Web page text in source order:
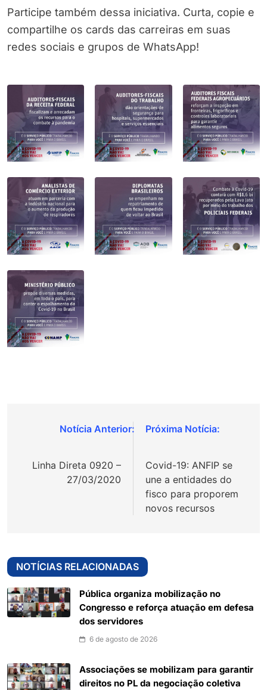
Participe também dessa iniciativa. Curta, copie e
compartilhe os cards das carreiras em suas
redes sociais e grupos de WhatsApp!
Navegação
Post
Linha Direta 0920 –
27/03/2020
Covid-19: ANFIP se
une a entidades do
fisco para proporem
novos recursos
NOTÍCIAS RELACIONADAS
Pública organiza mobilização no
Congresso e reforça atuação em defesa
dos servidores
6 de agosto de 2026
Associações se mobilizam para garantir
direitos no PL da negociação coletiva